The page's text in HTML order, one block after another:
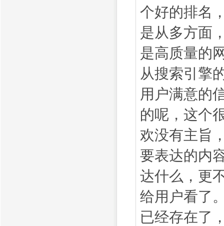
个好的排名
是从多方面
是高质量的
从搜索引擎
用户满意的
的呢，这个
欢没有主旨
要表达的内
达什么，更
给用户看了
已经存在了